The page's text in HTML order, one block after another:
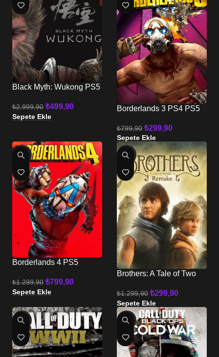
Black Myth: Wukong PS5
₺2.999,90 ₺499,90
Sepete Ekle
Borderlands 3 PS4 PS5
₺799,90 ₺299,90
Sepete Ekle
-38%
Borderlands 4 PS5
₺1.299,90 ₺799,90
Sepete Ekle
-77%
Brothers: A Tale of Two
₺1.299,90 ₺299,90
Sepete Ekle
-38% -56%